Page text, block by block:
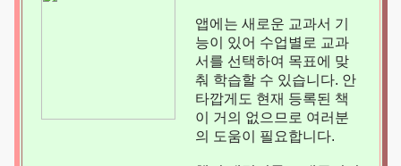
앱에는 새로운 교과서 기
능이 있어 수업별로 교과
서를 선택하여 목표에 맞
춰 학습할 수 있습니다. 안
타깝게도 현재 등록된 책
이 거의 없으므로 여러분
의 도움이 필요합니다.